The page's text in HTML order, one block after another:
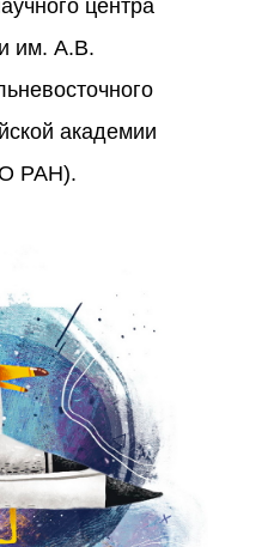
центра
им. А.В.
академии
РАН).